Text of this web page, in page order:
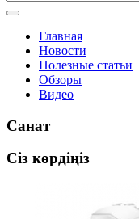
Главная
Новости
Полезные статьи
Обзоры
Видео
Санат
Сіз көрдіңіз